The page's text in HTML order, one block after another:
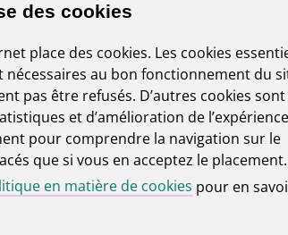
la mise en place ou
vos
de sécurité en les
résolument
outil : elle se
des cookies
place des cookies. Les cookies
nécessaires au bon fonctionnement du
pas être refusés. D’autres cookies sont
et d’amélioration de
pour comprendre la navigation sur le
que si vous en acceptez le placement.
en matière de cookies pour en